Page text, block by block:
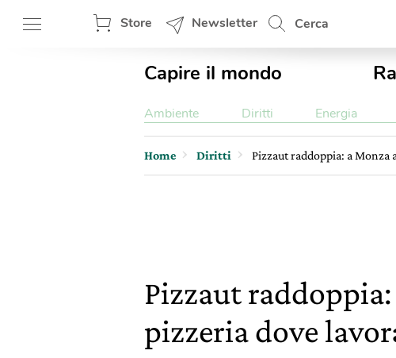
Store Newsletter Cerca
Capire il mondo
Ambiente Diritti Energia
Home Diritti Pizzaut raddoppia: a
Pizzaut
pizzeria dove